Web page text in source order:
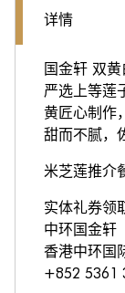
详情
国金轩 双
严选上等莲
黄匠心制作
甜而不腻，
米芝莲推介
实体礼券领
中环国金轩
香港中环国
+852 5361